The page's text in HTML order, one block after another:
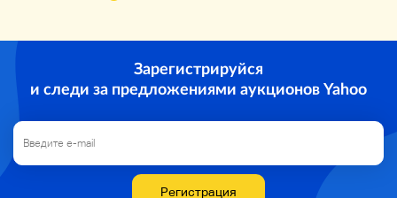
Зарегистрируйся
и следи за предложениями аукционов Yahoo
Регистрация